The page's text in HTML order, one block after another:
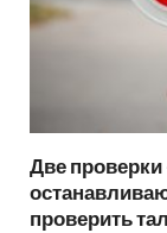
Две проверки
проверить